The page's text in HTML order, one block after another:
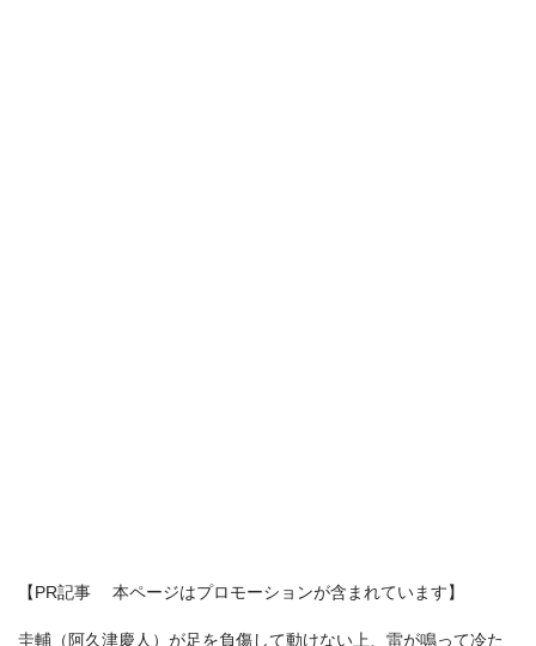
【PR記事 本ページはプロモーションが含まれています】
圭輔（阿久津慶人）が足を負傷して動けない上、雷が鳴って冷た